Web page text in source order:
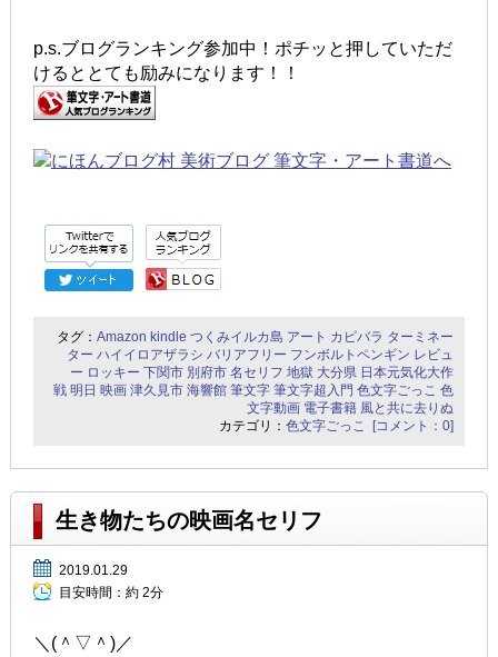
p.s.ブログランキング参加中！ポチッと押していただ
けるととても励みになります！！
タグ：Amazon kindle つくみイルカ島 アート カピバラ ターミネー
ター ハイイロアザラシ バリアフリー フンボルトペンギン レビュ
ー ロッキー 下関市 別府市 名セリフ 地獄 大分県 日本元気化大作
戦 明日 映画 津久見市 海響館 筆文字 筆文字超入門 色文字ごっこ 色
文字動画 電子書籍 風と共に去りぬ
カテゴリ：色文字ごっこ [コメント：0]
生き物たちの映画名セリフ
2019.01.29
目安時間： 約 2分
＼(＾▽＾)／